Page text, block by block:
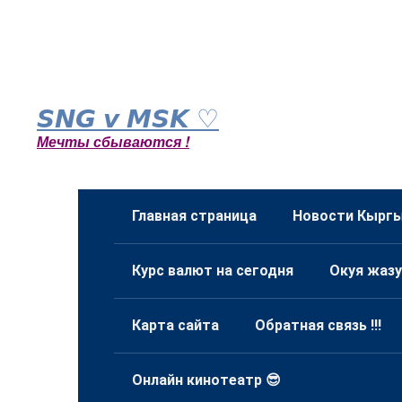
контенту𝙎𝙉𝙂 𝙫 𝙈𝙎𝙆 ♡
Мечты сбываются !
Главная страница Новости
Курс валют на сегодня Окуя
Карта сайта Обратная связь !!!
Онлайн кинотеатр 😎